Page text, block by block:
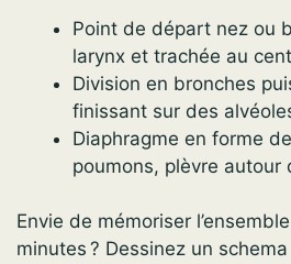
Point de départ nez ou
larynx et trachée au
Division en bronches
finissant sur des
Diaphragme en forme
poumons, plèvre autour
Envie de mémoriser
minutes ? Dessinez un schema